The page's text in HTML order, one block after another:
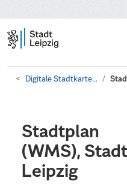
Digitale Stadtkarte...
Stadtplan
(WMS), Stadt
Leipzig